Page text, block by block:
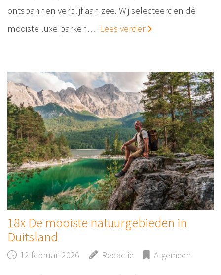
ontspannen verblijf aan zee. Wij selecteerden dé
mooiste luxe parken… Lees verder
18x De mooiste natuurgebieden in
Duitsland
12 februari 2026 Redactie Algemeen